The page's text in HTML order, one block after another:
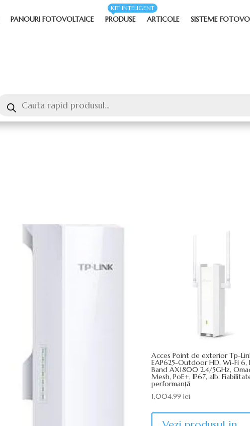
PANOURI FOTOVOLTAICE PRODUSE
KIT INTELIGENT
ARTICOLE SISTEME
Acces Point de exterior Tp-
EAP625-Outdoor HD, Wi-Fi 6,
Band AX1800 2.4/5GHz,
Mesh, PoE+, IP67, alb.
performanță
1,004.99lei